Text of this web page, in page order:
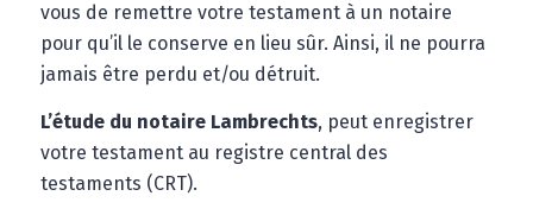
vous de remettre votre testament à un notaire
pour qu’il le conserve en lieu sûr. Ainsi, il ne pourra
jamais être perdu et/ou détruit.
L’étude du notaire Lambrechts, peut enregistrer
votre testament au registre central des
testaments (CRT).